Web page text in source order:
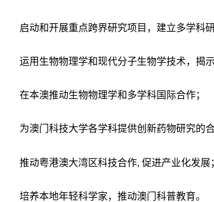
启动和开展重点跨界研究项目，建立多学科
运用生物物理学和现代分子生物学技术，揭
在本澳推动生物物理学和多学科国际合作；
为澳门科技大学各学科提供创新药物研究的
推动粤港澳大湾区科技合作, 促进产业化发展
培养本地年轻科学家，推动澳门科普教育。